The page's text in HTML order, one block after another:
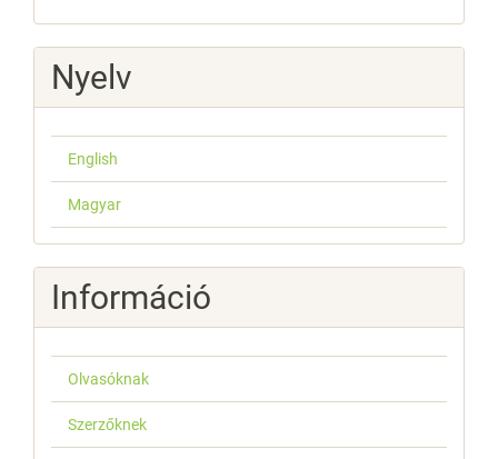
Nyelv
English
Magyar
Információ
Olvasóknak
Szerzőknek